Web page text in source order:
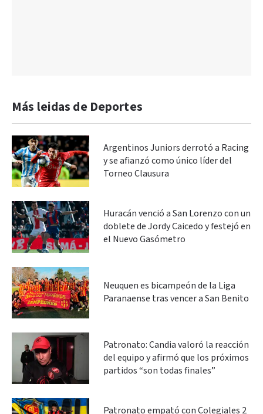
Más leidas de Deportes
Argentinos Juniors derrotó a Racing
y se afianzó como único líder del
Torneo Clausura
Huracán venció a San Lorenzo con un
doblete de Jordy Caicedo y festejó en
el Nuevo Gasómetro
Neuquen es bicampeón de la Liga
Paranaense tras vencer a San Benito
Patronato: Candia valoró la reacción
del equipo y afirmó que los próximos
partidos “son todas finales”
Patronato empató con Colegiales 2